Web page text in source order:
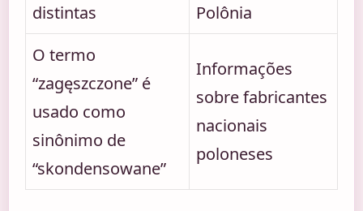
distintas
Polônia
O termo
“zagęszczone” é
usado como
sinônimo de
“skondensowane”
Informações
sobre fabricantes
nacionais
poloneses